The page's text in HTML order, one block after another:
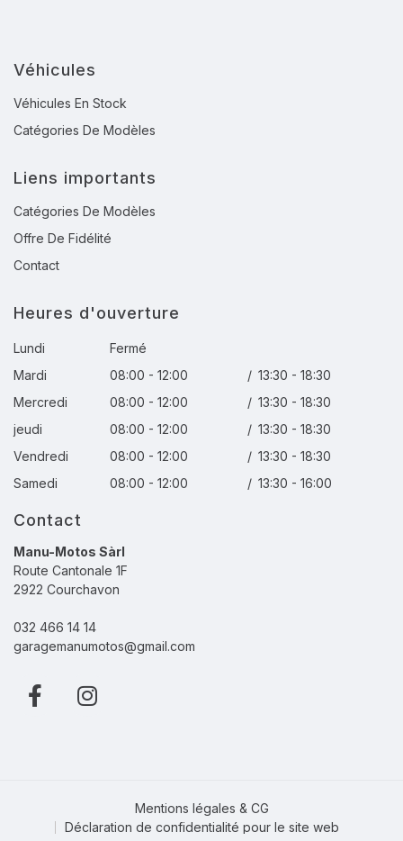
Véhicules
Véhicules En Stock
Catégories De Modèles
Liens importants
Catégories De Modèles
Offre De Fidélité
Contact
Heures d'ouverture
Lundi
Fermé
Mardi
08:00 - 12:00 / 13:30 - 18:30
Mercredi
08:00 - 12:00 / 13:30 - 18:30
jeudi
08:00 - 12:00 / 13:30 - 18:30
Vendredi
08:00 - 12:00 / 13:30 - 18:30
Samedi
08:00 - 12:00 / 13:30 - 16:00
Contact
Manu-Motos Sàrl
Route Cantonale 1F
2922 Courchavon
032 466 14 14
garagemanumotos@gmail.com
Mentions légales & CG
Déclaration de confidentialité pour le site web